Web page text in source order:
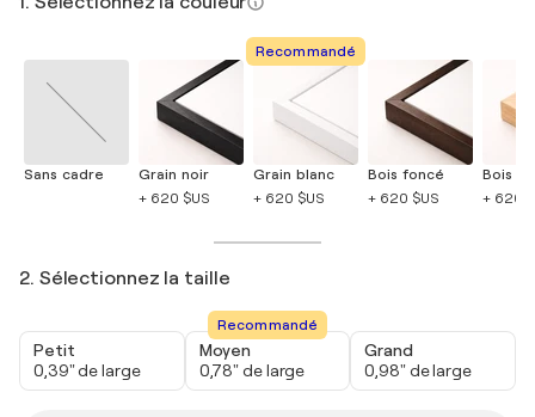
Sans cadre
Grain noir
+ 620 $US
Recommandé
Grain blanc
+ 620 $US
Bois foncé
+ 620 $US
Bois
+ 620
2. Sélectionnez la taille
Petit
0,39" de large
Recommandé
Moyen
0,78" de large
Grand
0,98" de large